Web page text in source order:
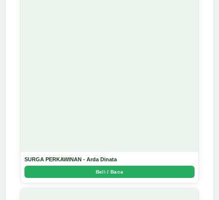
SURGA PERKAWINAN - Arda Dinata
Beli / Baca